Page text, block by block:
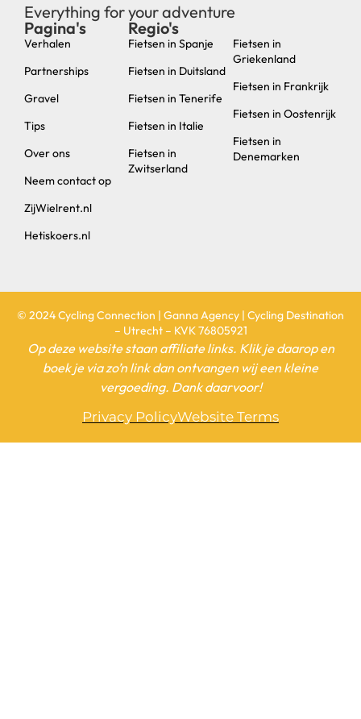
Everything for your adventure
Pagina's
Verhalen
Partnerships
Gravel
Tips
Over ons
Neem contact op
ZijWielrent.nl
Hetiskoers.nl
Regio's
Fietsen in Spanje
Fietsen in Duitsland
Fietsen in Tenerife
Fietsen in Italie
Fietsen in
Zwitserland
Fietsen in
Griekenland
Fietsen in Frankrijk
Fietsen in Oostenrijk
Fietsen in
Denemarken
© 2024 Cycling Connection | Ganna Agency | Cycling Destination
– Utrecht – KVK 76805921
Op deze website staan affiliate links. Klik je daarop en
boek je via zo’n link dan ontvangen wij een kleine
vergoeding. Dank daarvoor!
Privacy PolicyWebsite Terms